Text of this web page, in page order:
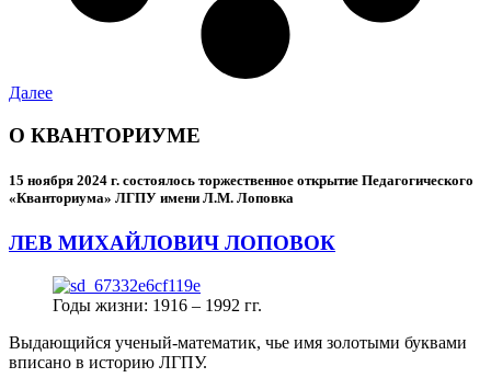
Далее
О КВАНТОРИУМЕ
15 ноября 2024 г. состоялось торжественное открытие Педагогического
«Кванториума» ЛГПУ имени Л.М. Лоповка
ЛЕВ МИХАЙЛОВИЧ ЛОПОВОК
Годы жизни: 1916 – 1992 гг.
Выдающийся ученый-математик, чье имя золотыми буквами
вписано в историю ЛГПУ.